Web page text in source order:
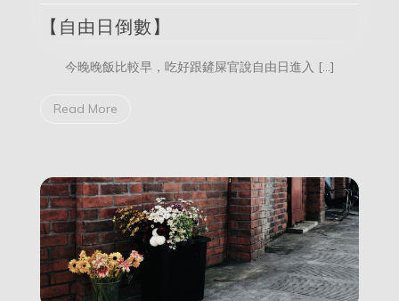
【自由日倒數】
今晚晚飯比較早，吃好跟鏟屎官說自由日進入 […]
Read More